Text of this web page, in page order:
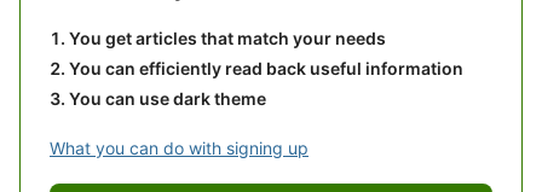
You get articles that match your needs
You can efficiently read back useful information
You can use dark theme
What you can do with signing up